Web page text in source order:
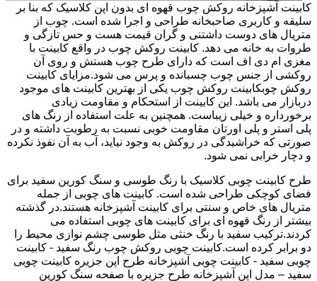
کابینت آشپزخانه روکش چوب قهوه ای بدون اپن کلاسیک که بنا بر
سلیقه و کاربری صاحبخانه طراحی و اجرا شده است. چوب از
متریال های دوست داشتنی و گران قیمت هست و حس تازگی و
طروات به خانه می دهد. کابینت روکش چوب در واقع کابینت با
مغزی ام دی اف است که دارای طرح چوب هستش و روی آن
روکشی از جنس چوب چسبانده و پرس می شود.مزایای کابینت
روکش چوبکابینت روکش چوب یکی از بهترین کابینت های موجود
دربازار می باشد. این کابینت از استحکام و مقاومت زیادی
برخورداره و خیلی زیباست. همچنین به علت استفاده از رنگ های
پلی استر و پلی اورتان مقاومت خوبی نسبت به رطوبت داشته و در
صورتی که خراشیدگی در روکش به وجود نیاید، آب به آن نفوذ نکرده
و دچار خرابی نمی شود.
طرح کابینت چوبی کلاسیک با رنگ طوسی و سنگ کورین سفید برای
فضای کوچکی طراحی شده است. کابینت های چوبی از جمله
متریال های خاص و سنتی برای کابینت آشپزخانه هستند.در گذشته
بیشتر از رنگ قهوه ای برای کابینت های چوبی استفاده می
کردند.ترکیب سفید با رنگ خنثی مثل طوسی چشم نوازی محیط را
دو برابر کرده است.کابینت چوبی روکش چوب رنگ سفید - کابینت
چوبی سفید - کابینت چوبی آشپزخانه طرح اپن جزیره کابینت چوبی
سفید – مدل اپن آشپزخانه طرح جزیره با صفحه سنگ کورین